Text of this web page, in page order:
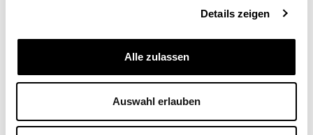
Details zeigen
Alle zulassen
Auswahl erlauben